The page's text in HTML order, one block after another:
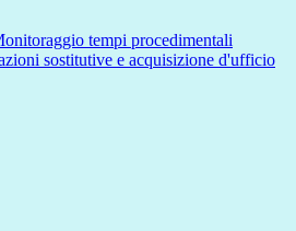
tempi procedimentali
sostitutive e acquisizione d'ufficio